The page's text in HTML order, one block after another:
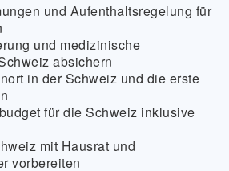
und Aufenthaltsregelung für
und medizinische
absichern
in der Schweiz und die erste
für die Schweiz inklusive
mit Hausrat und
vorbereiten